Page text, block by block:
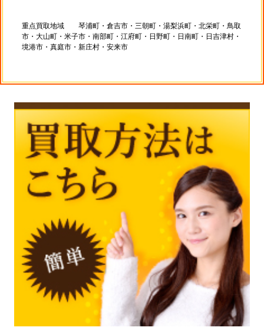
重点買取地域 琴浦町・倉吉市・三朝町・湯梨浜町・北栄町・鳥取
市・大山町・米子市・南部町・江府町・日野町・日南町・日吉津村・
境港市・真庭市・新庄村・安来市